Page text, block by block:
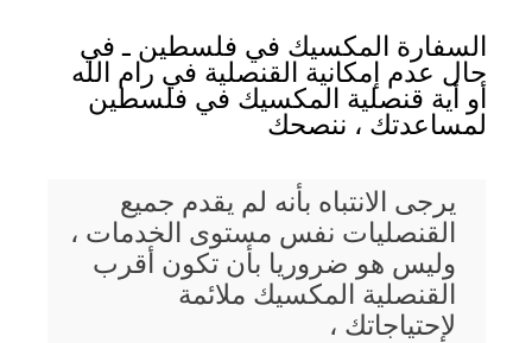
السفارة المكسيك في فلسطين ـ في
حال عدم إمكانية القنصلية في رام الله
أو أية قنصلية المكسيك في فلسطين
لمساعدتك ، ننصحك
يرجى الانتباه بأنه لم يقدم جميع
القنصليات نفس مستوى الخدمات ،
وليس هو ضروريا بأن تكون أقرب
القنصلية المكسيك ملائمة
لإحتياجاتك ،